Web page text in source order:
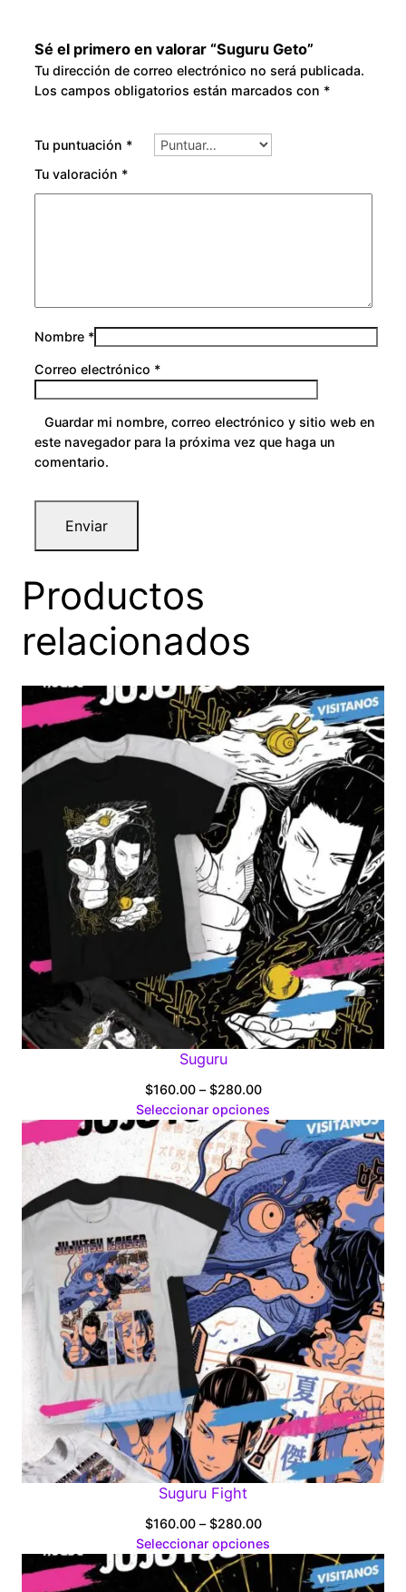
Sé el primero en valorar “Suguru Geto”
Tu dirección de correo electrónico no será publicada.
Los campos obligatorios están marcados con *
Tu puntuación *
Tu valoración *
Nombre *
Correo electrónico *
Guardar mi nombre, correo electrónico y sitio web en
este navegador para la próxima vez que haga un
comentario.
Productos
relacionados
Suguru
$160.00 – $280.00Price
range:
$160.00
through
$280.00
Seleccionar opciones
Suguru Fight
$160.00 – $280.00Price
range:
$160.00
through
Seleccionar opciones